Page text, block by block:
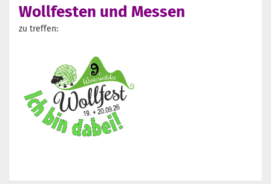
Wollfesten und Messen
zu treffen: